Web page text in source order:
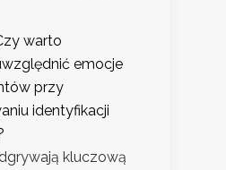
warto
emocje
przy
identyfikacji
kluczową